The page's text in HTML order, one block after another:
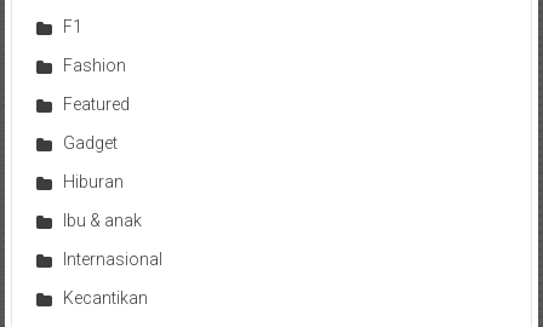
F1
Fashion
Featured
Gadget
Hiburan
Ibu & anak
Internasional
Kecantikan